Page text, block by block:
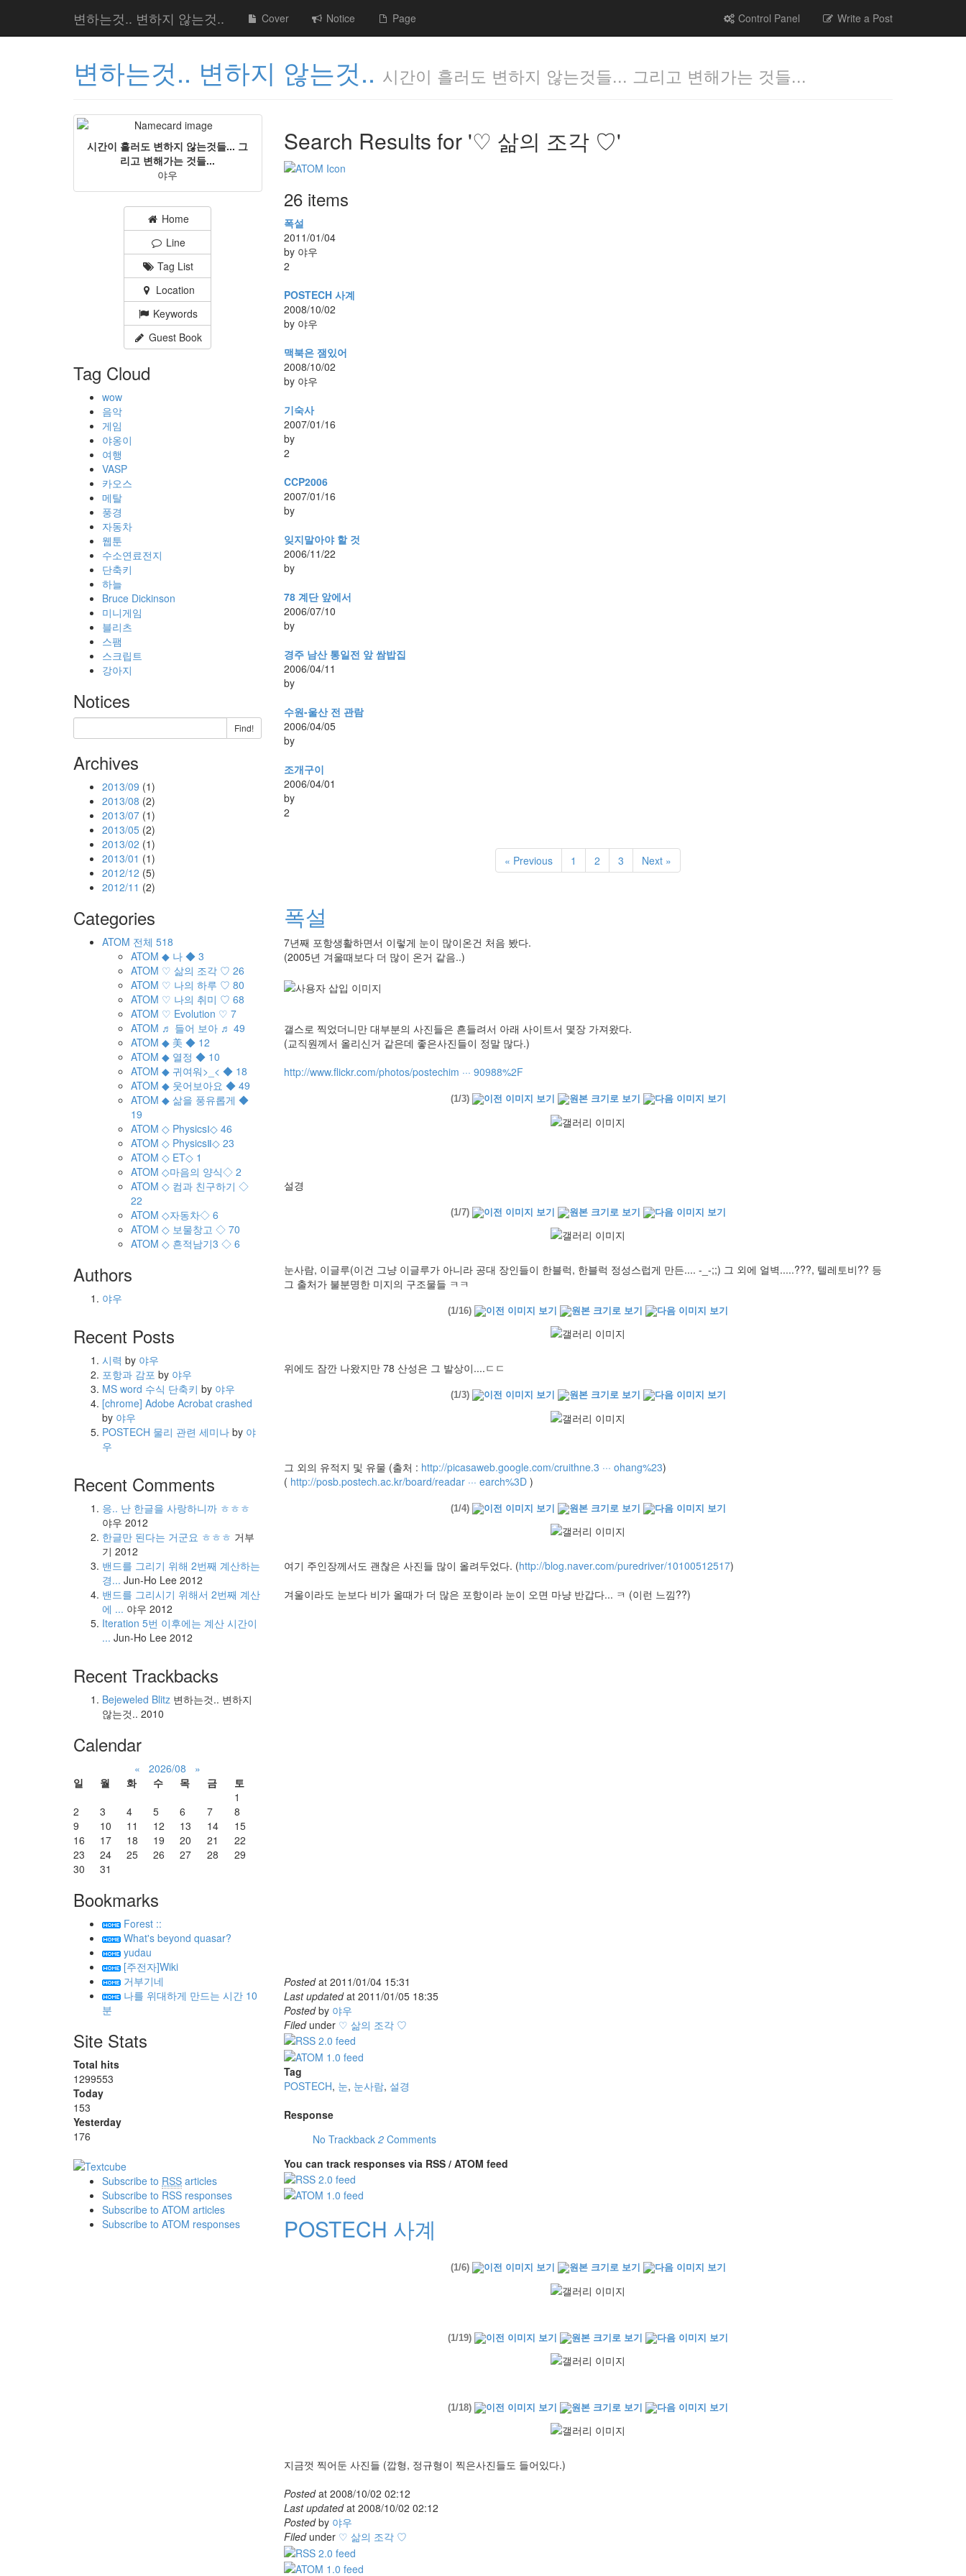
변하는것.. 변하지 않는것.. Cover Notice Page Control Panel Write a Post
변하는것.. 변하지 않는것.. 시간이 흘러도 변하지 않는것들... 그리고 변해가는 것들...
Search Results for '♡ 삶의 조각 ♡'
26 items
폭설
2011/01/04
by 야우
2
POSTECH 사계
2008/10/02
by 야우
맥북은 잼있어
2008/10/02
by 야우
기숙사
2007/01/16
by
2
CCP2006
2007/01/16
by
잊지말아야 할 것
2006/11/22
by
78 계단 앞에서
2006/07/10
by
경주 남산 통일전 앞 쌈밥집
2006/04/11
by
수원-울산 전 관람
2006/04/05
by
조개구이
2006/04/01
by
2
« Previous 1 2 3 Next »
폭설
7년째 포항생활하면서 이렇게 눈이 많이온건 처음 봤다.
(2005년 겨울때보다 더 많이 온거 같음..)
갤스로 찍었더니만 대부분의 사진들은 흔들려서 아래 사이트서 몇장 가져왔다.
(교직원께서 올리신거 같은데 좋은사진들이 정말 많다.)
http://www.flickr.com/photos/postechim ··· 90988%2F
(1/3)
설경
(1/7)
눈사람, 이글루(이건 그냥 이글루가 아니라 공대 장인들이 한블럭, 한블럭 정성스럽게 만든.... -_-;;) 그 외에 얼벽.....???, 텔레토비?? 등
그 출처가 불분명한 미지의 구조물들 ㅋㅋ
(1/16)
위에도 잠깐 나왔지만 78 산성은 그 발상이....ㄷㄷ
(1/3)
그 외의 유적지 및 유물 (출처 : http://picasaweb.google.com/cruithne.3 ··· ohang%23)
( http://posb.postech.ac.kr/board/readar ··· earch%3D)
(1/4)
여기 주인장께서도 괜찮은 사진들 많이 올려두었다. (http://blog.naver.com/puredriver/10100512517)
겨울이라도 눈보다 비가 올때가 더 많은 포항이라 눈이 오면 마냥 반갑다... ㅋ (이런 느낌??)
Postedat 2011/01/04 15:31
Last updatedat 2011/01/05 18:35
Postedby 야우
Filedunder ♡ 삶의 조각 ♡
Tag
POSTECH, 눈, 눈사람, 설경
Response
No Trackback 2Comments
You can track responses via RSS / ATOM feed
POSTECH 사계
(1/6)
(1/19)
(1/18)
지금껏 찍어둔 사진들 (깝형, 정규형이 찍은사진들도 들어있다.)
Postedat 2008/10/02 02:12
Last updatedat 2008/10/02 02:12
Postedby 야우
Filedunder ♡ 삶의 조각 ♡
시간이 흘러도 변하지 않는것들... 그
리고 변해가는 것들...
야우
Home
Line
Tag List
Location
Keywords
Guest Book
Tag Cloud
wow
음악
게임
야옹이
여행
VASP
카오스
메탈
풍경
자동차
웹툰
수소연료전지
단축키
하늘
Bruce Dickinson
미니게임
블리츠
스팸
스크립트
강아지
Notices
Find!
Archives
2013/09 (1)
2013/08 (2)
2013/07 (1)
2013/05 (2)
2013/02 (1)
2013/01 (1)
2012/12 (5)
2012/11 (2)
Categories
ATOM 전체 518
ATOM ◆ 나 ◆ 3
ATOM ♡ 삶의 조각 ♡ 26
ATOM ♡ 나의 하루 ♡ 80
ATOM ♡ 나의 취미 ♡ 68
ATOM ♡ Evolution ♡ 7
ATOM ♬ 들어 보아 ♬ 49
ATOM ◆ 美 ◆ 12
ATOM ◆ 열정 ◆ 10
ATOM ◆ 귀여워>_< ◆ 18
ATOM ◆ 웃어보아요 ◆ 49
ATOM ◆ 삶을 풍유롭게 ◆
19
ATOM ◇ PhysicsⅠ◇ 46
ATOM ◇ PhysicsⅡ◇ 23
ATOM ◇ ET◇ 1
ATOM ◇마음의 양식◇ 2
ATOM ◇ 컴과 친구하기 ◇
22
ATOM ◇자동차◇ 6
ATOM ◇ 보물창고 ◇ 70
ATOM ◇ 흔적남기3 ◇ 6
Authors
야우
Recent Posts
시력 by 야우
포항과 감포 by 야우
MS word 수식 단축키 by 야우
[chrome] Adobe Acrobat crashed
by 야우
POSTECH 물리 관련 세미나 by 야
우
Recent Comments
응.. 난 한글을 사랑하니까 ㅎㅎㅎ
야우 2012
한글만 된다는 거군요 ㅎㅎㅎ 거부
기 2012
밴드를 그리기 위해 2번째 계산하는
경... Jun-Ho Lee 2012
밴드를 그리시기 위해서 2번째 계산
에 ... 야우 2012
Iteration 5번 이후에는 계산 시간이
... Jun-Ho Lee 2012
Recent Trackbacks
Bejeweled Blitz 변하는것.. 변하지
않는것.. 2010
Calendar
« 2026/08
»
일
월 화 수 목 금
토
1
2
3 4 5 6 7
8
9
10 11 12 13 14
15
16
17 18 19 20 21
22
23
24 25 26 27 28
29
30
31
Bookmarks
Forest ::
What's beyond quasar?
yudau
[주전자]Wiki
거부기네
나를 위대하게 만드는 시간 10
분
Site Stats
Total hits
1299553
Today
153
Yesterday
176
Subscribe to RSS articles
Subscribe to RSS responses
Subscribe to ATOM articles
Subscribe to ATOM responses